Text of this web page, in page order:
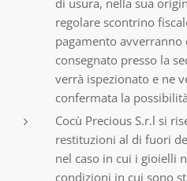
di usura, nella sua
regolare scontrino
pagamento
consegnato presso la
verrà ispezionato e ne
confermata la
Cocù Precious S.r.l si
restituzioni al di fuori
nel caso in cui i gioielli
condizioni in cui sono